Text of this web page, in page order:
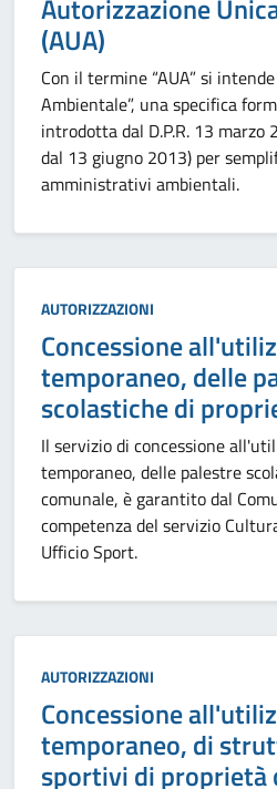
Autorizzazione
(AUA)
Con il termine “AUA” si
Ambientale”, una specifica
introdotta dal D.P.R. 13 marzo
dal 13 giugno 2013) per
amministrativi ambientali.
Categoria:
AUTORIZZAZIONI
Concessione
temporaneo, delle
scolastiche di
Il servizio di concessione
temporaneo, delle palestre
comunale, è garantito dal
competenza del servizio
Ufficio Sport.
Categoria:
AUTORIZZAZIONI
Concessione
temporaneo, di
sportivi di proprietà